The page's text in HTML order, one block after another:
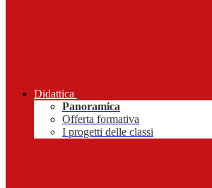
Didattica
Panoramica
Offerta formativa
I progetti delle classi